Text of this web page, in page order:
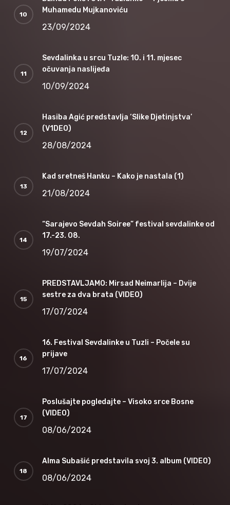
Muhamedu Mujkanoviću
23/09/2024
Sevdalinka u srcu Tuzle: 10. i 11. mjesec
očuvanja naslijeđa
10/09/2024
Hasiba Agić predstavlja ‘Slike Djetinjstva’
(V1DEO)
28/08/2024
Kad sretneš Hanku – Kako je nastala (1)
21/08/2024
“Sarajevo Sevdah Soiree” festival sevdalinke od
17.-23. 08.
19/07/2024
PREDSTAVLJAMO: Mirsad Neimarlija – Dvije
sestre za dva brata (VIDEO)
17/07/2024
16. Festival Sevdalinke u Tuzli – Počele su
prijave
17/07/2024
Poslušajte pogledajte – Visoko srce Bosne
(VIDEO)
08/06/2024
Alma Subašić predstavila svoj 3. album (VIDEO)
08/06/2024